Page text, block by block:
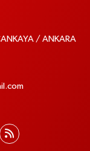
/ ANKARA